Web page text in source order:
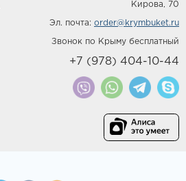
Кирова, 70
Эл. почта: order@krymbuket.ru
Звонок по Крыму бесплатный
+7 (978) 404-10-44